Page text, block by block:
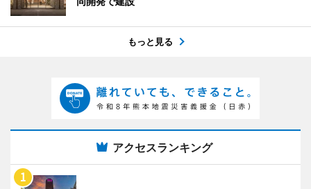
もっと見る
アクセスランキング